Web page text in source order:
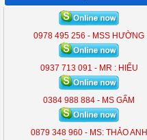
0978 495 256 - MSS HƯỜNG
0937 713 091 - MR : HIẾU
0384 988 884 - MS GẤM
0879 348 960 - MS: THẢO ANH
ĐÈN LIỀN THỂ KOBE 7300 (
300W )
KB - 7300